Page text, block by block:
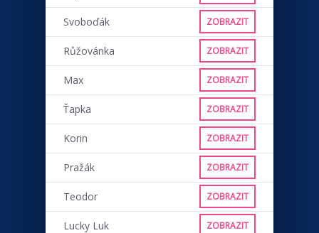
Svoboďák ZOBRAZIT
Růžovánka ZOBRAZIT
Max ZOBRAZIT
Ťapka ZOBRAZIT
Korin ZOBRAZIT
Pražák ZOBRAZIT
Teodor ZOBRAZIT
Lucky Luk ZOBRAZIT